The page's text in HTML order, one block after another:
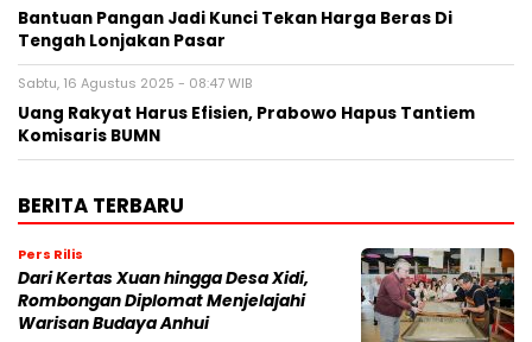
Bantuan Pangan Jadi Kunci Tekan Harga Beras Di
Tengah Lonjakan Pasar
Sabtu, 16 Agustus 2025 - 08:47 WIB
Uang Rakyat Harus Efisien, Prabowo Hapus Tantiem
Komisaris BUMN
BERITA TERBARU
Pers Rilis
Dari Kertas Xuan hingga Desa Xidi,
Rombongan Diplomat Menjelajahi
Warisan Budaya Anhui